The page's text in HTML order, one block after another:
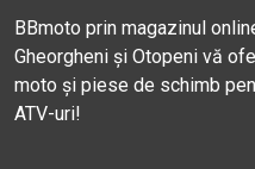
BBmoto prin magazinul
Gheorgheni și Otopeni vă
moto și piese de schimb
ATV-uri!